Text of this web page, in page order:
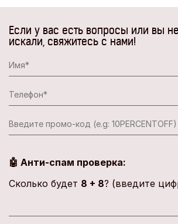
Если у вас есть вопросы или вы
искали, свяжитесь с нами!
🤖 Анти-спам проверка:
Сколько будет 8 + 8? (введите